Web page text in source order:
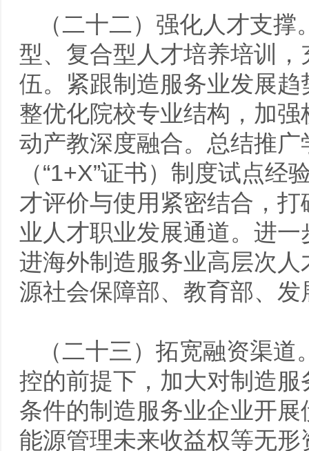
（二十二）强化人才支
型、复合型人才培养培训
伍。紧跟制造服务业发展
整优化院校专业结构，加
动产教深度融合。总结推
（“1+X”证书）制度试点
才评价与使用紧密结合，
业人才职业发展通道。进
进海外制造服务业高层次
源社会保障部、教育部、
（二十三）拓宽融资渠
控的前提下，加大对制造
条件的制造服务业企业开
能源管理未来收益权等无